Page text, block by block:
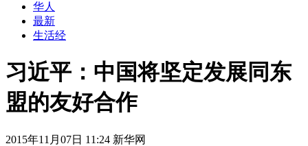
华人
最新
生活经
习近平：中国将坚定发展同东
盟的友好合作
2015年11月07日 11:24 新华网